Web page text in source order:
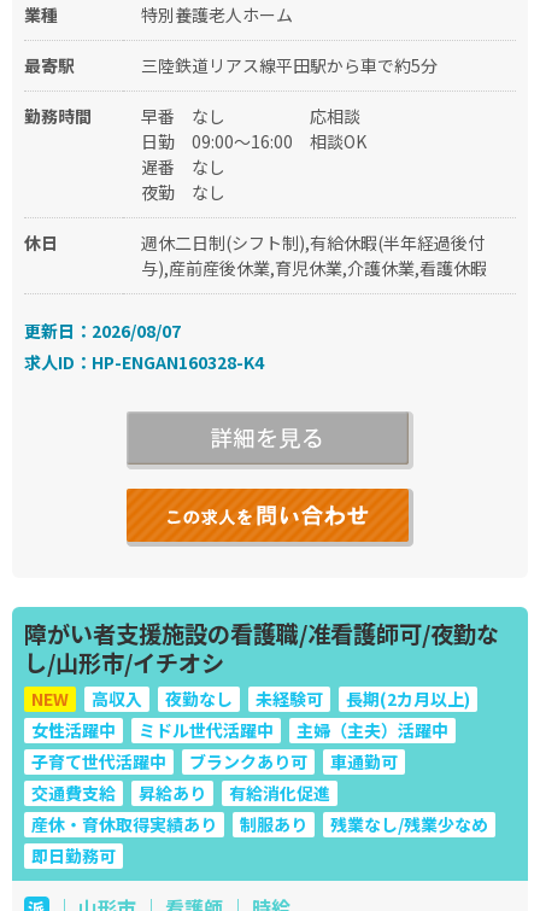
業種 特別養護老人ホーム
最寄駅 三陸鉄道リアス線平田駅から車で約5分
勤務時間 早番 なし
応相談
日勤
09:00～16:00
相談OK
遅番
なし
夜勤
なし
休日
週休二日制(シフト制),有給休暇(半年経過後付
与),産前産後休業,育児休業,介護休業,看護休暇
更新日：2026/08/07
求人ID：HP-ENGAN160328-K4
障がい者支援施設の看護職/准看護師可/夜勤な
し/山形市/イチオシ
NEW 高収入 夜勤なし 未経験可
長期(2カ月以上)
女性活躍中
ミドル世代活躍中
主婦（主夫）活躍中
子育て世代活躍中
ブランクあり可
車通勤可
交通費支給
昇給あり
有給消化促進
産休・育休取得実績あり
制服あり
残業なし/残業少なめ
即日勤務可